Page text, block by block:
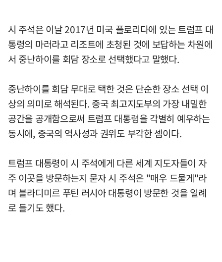
시 주석은 이날 2017년 미국 플로리다에 있는 트럼프 대
통령의 마러라고 리조트에 초청된 것에 보답하는 차원에
서 중난하이를 회담 장소로 선택했다고 말했다.
중난하이를 회담 무대로 택한 것은 단순한 장소 선택 이
상의 의미로 해석된다. 중국 최고지도부의 가장 내밀한
공간을 공개함으로써 트럼프 대통령을 각별히 예우하는
동시에, 중국의 역사성과 권위도 부각한 셈이다.
트럼프 대통령이 시 주석에게 다른 세계 지도자들이 자
주 이곳을 방문하는지 묻자 시 주석은 "매우 드물게"라
며 블라디미르 푸틴 러시아 대통령이 방문한 것을 일례
로 들기도 했다.